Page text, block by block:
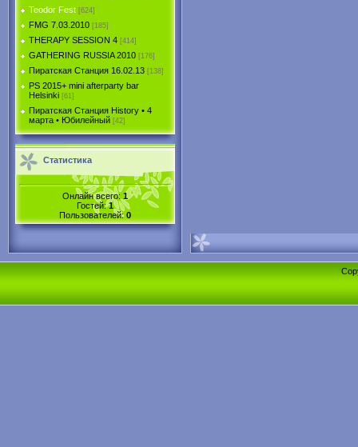
Teodor Fest [624]
FMG 7.03.2010 [185]
THERAPY SESSION 4 [414]
GATHERING RUSSIA 2010 [176]
Пиратская Станция 16.02.13 [138]
PS 2015+ mini afterparty bar
Helsinki [61]
Пиратская Станция History • 4
марта • Юбилейный [42]
Статистика
Онлайн всего: 1
Гостей:1
Пользователей:0